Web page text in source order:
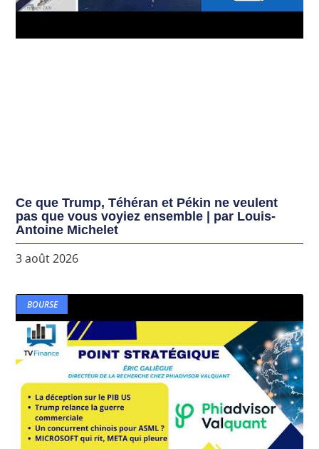
Ce que Trump, Téhéran et Pékin ne veulent
pas que vous voyiez ensemble | par Louis-
Antoine Michelet
3 août 2026
BOURSE